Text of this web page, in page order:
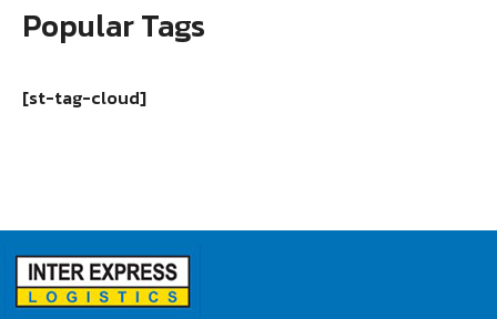
Popular Tags
[st-tag-cloud]